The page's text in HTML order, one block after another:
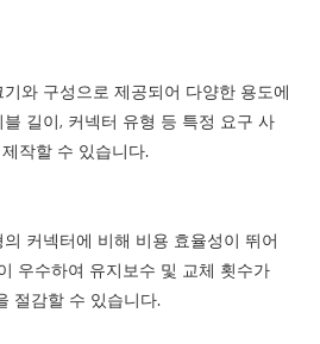
와 구성으로 제공되어 다양한 용도에
길이, 커넥터 유형 등 특정 요구 사
작할 수 있습니다.
커넥터에 비해 비용 효율성이 뛰어
우수하여 유지보수 및 교체 횟수가
절감할 수 있습니다.